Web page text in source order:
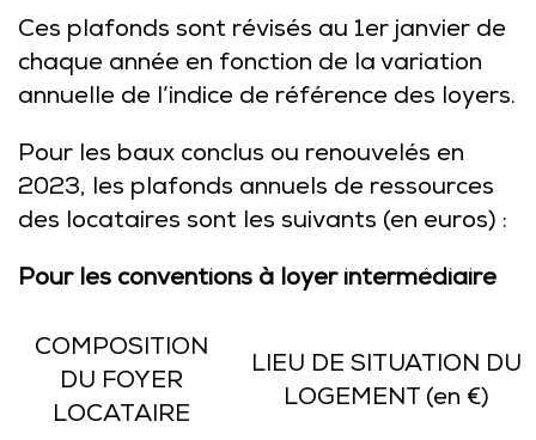
Ces plafonds sont révisés au 1er janvier de
chaque année en fonction de la variation
annuelle de l’indice de référence des loyers.
Pour les baux conclus ou renouvelés en
2023, les plafonds annuels de ressources
des locataires sont les suivants (en euros) :
Pour les conventions à loyer intermédiaire
COMPOSITION
DU FOYER
LOCATAIRE
LIEU DE SITUATION DU
LOGEMENT (en €)